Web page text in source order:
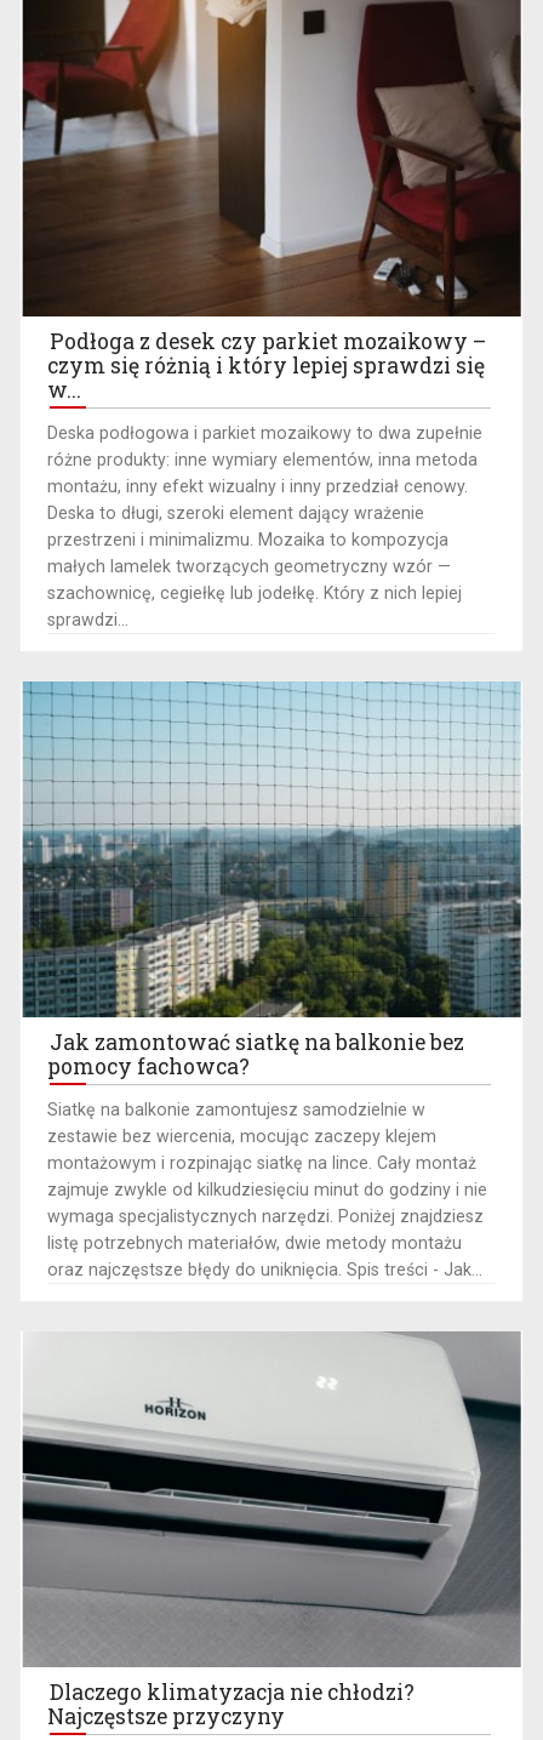
Podłoga z desek czy parkiet mozaikowy –
czym się różnią i który lepiej sprawdzi się
w...
​Deska podłogowa i parkiet mozaikowy to dwa zupełnie
różne produkty: inne wymiary elementów, inna metoda
montażu, inny efekt wizualny i inny przedział cenowy.
Deska to długi, szeroki element dający wrażenie
przestrzeni i minimalizmu. Mozaika to kompozycja
małych lamelek tworzących geometryczny wzór —
szachownicę, cegiełkę lub jodełkę. Który z nich lepiej
sprawdzi...
Jak zamontować siatkę na balkonie bez
pomocy fachowca?
​Siatkę na balkonie zamontujesz samodzielnie w
zestawie bez wiercenia, mocując zaczepy klejem
montażowym i rozpinając siatkę na lince. Cały montaż
zajmuje zwykle od kilkudziesięciu minut do godziny i nie
wymaga specjalistycznych narzędzi. Poniżej znajdziesz
listę potrzebnych materiałów, dwie metody montażu
oraz najczęstsze błędy do uniknięcia. Spis treści - Jak...
Dlaczego klimatyzacja nie chłodzi?
Najczęstsze przyczyny